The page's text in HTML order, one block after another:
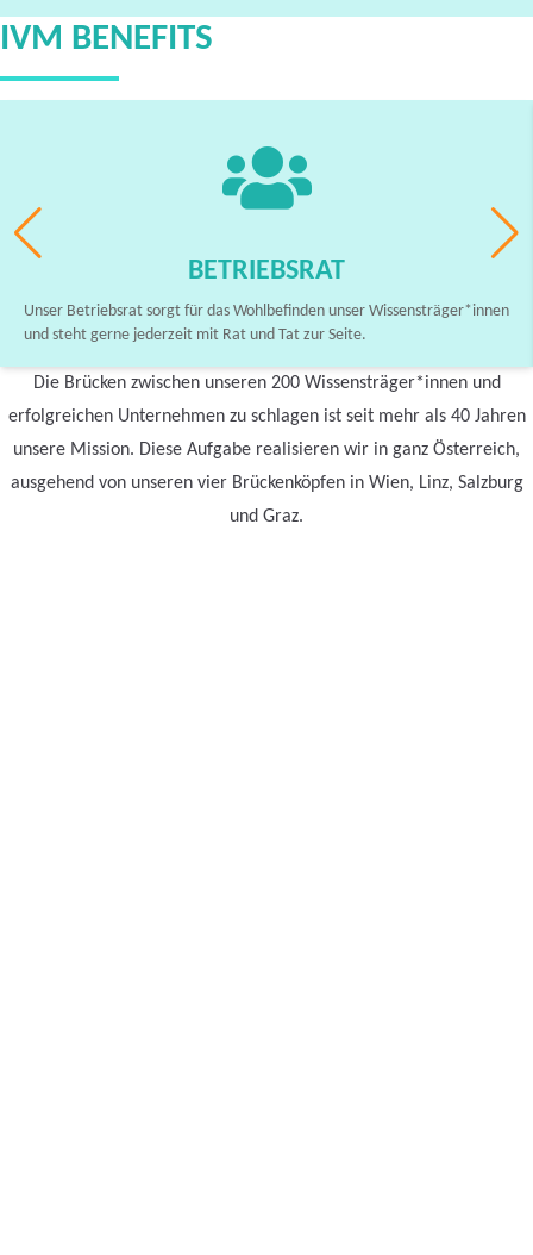
IVM BENEFITS
BETRIEBSRAT
Unser Betriebsrat sorgt für das Wohlbefinden unser Wissensträger*innen
und steht gerne jederzeit mit Rat und Tat zur Seite.
Die Brücken zwischen unseren 200 Wissensträger*innen und
erfolgreichen Unternehmen zu schlagen ist seit mehr als 40 Jahren
unsere Mission. Diese Aufgabe realisieren wir in ganz Österreich,
ausgehend von unseren vier Brückenköpfen in Wien, Linz, Salzburg
und Graz.